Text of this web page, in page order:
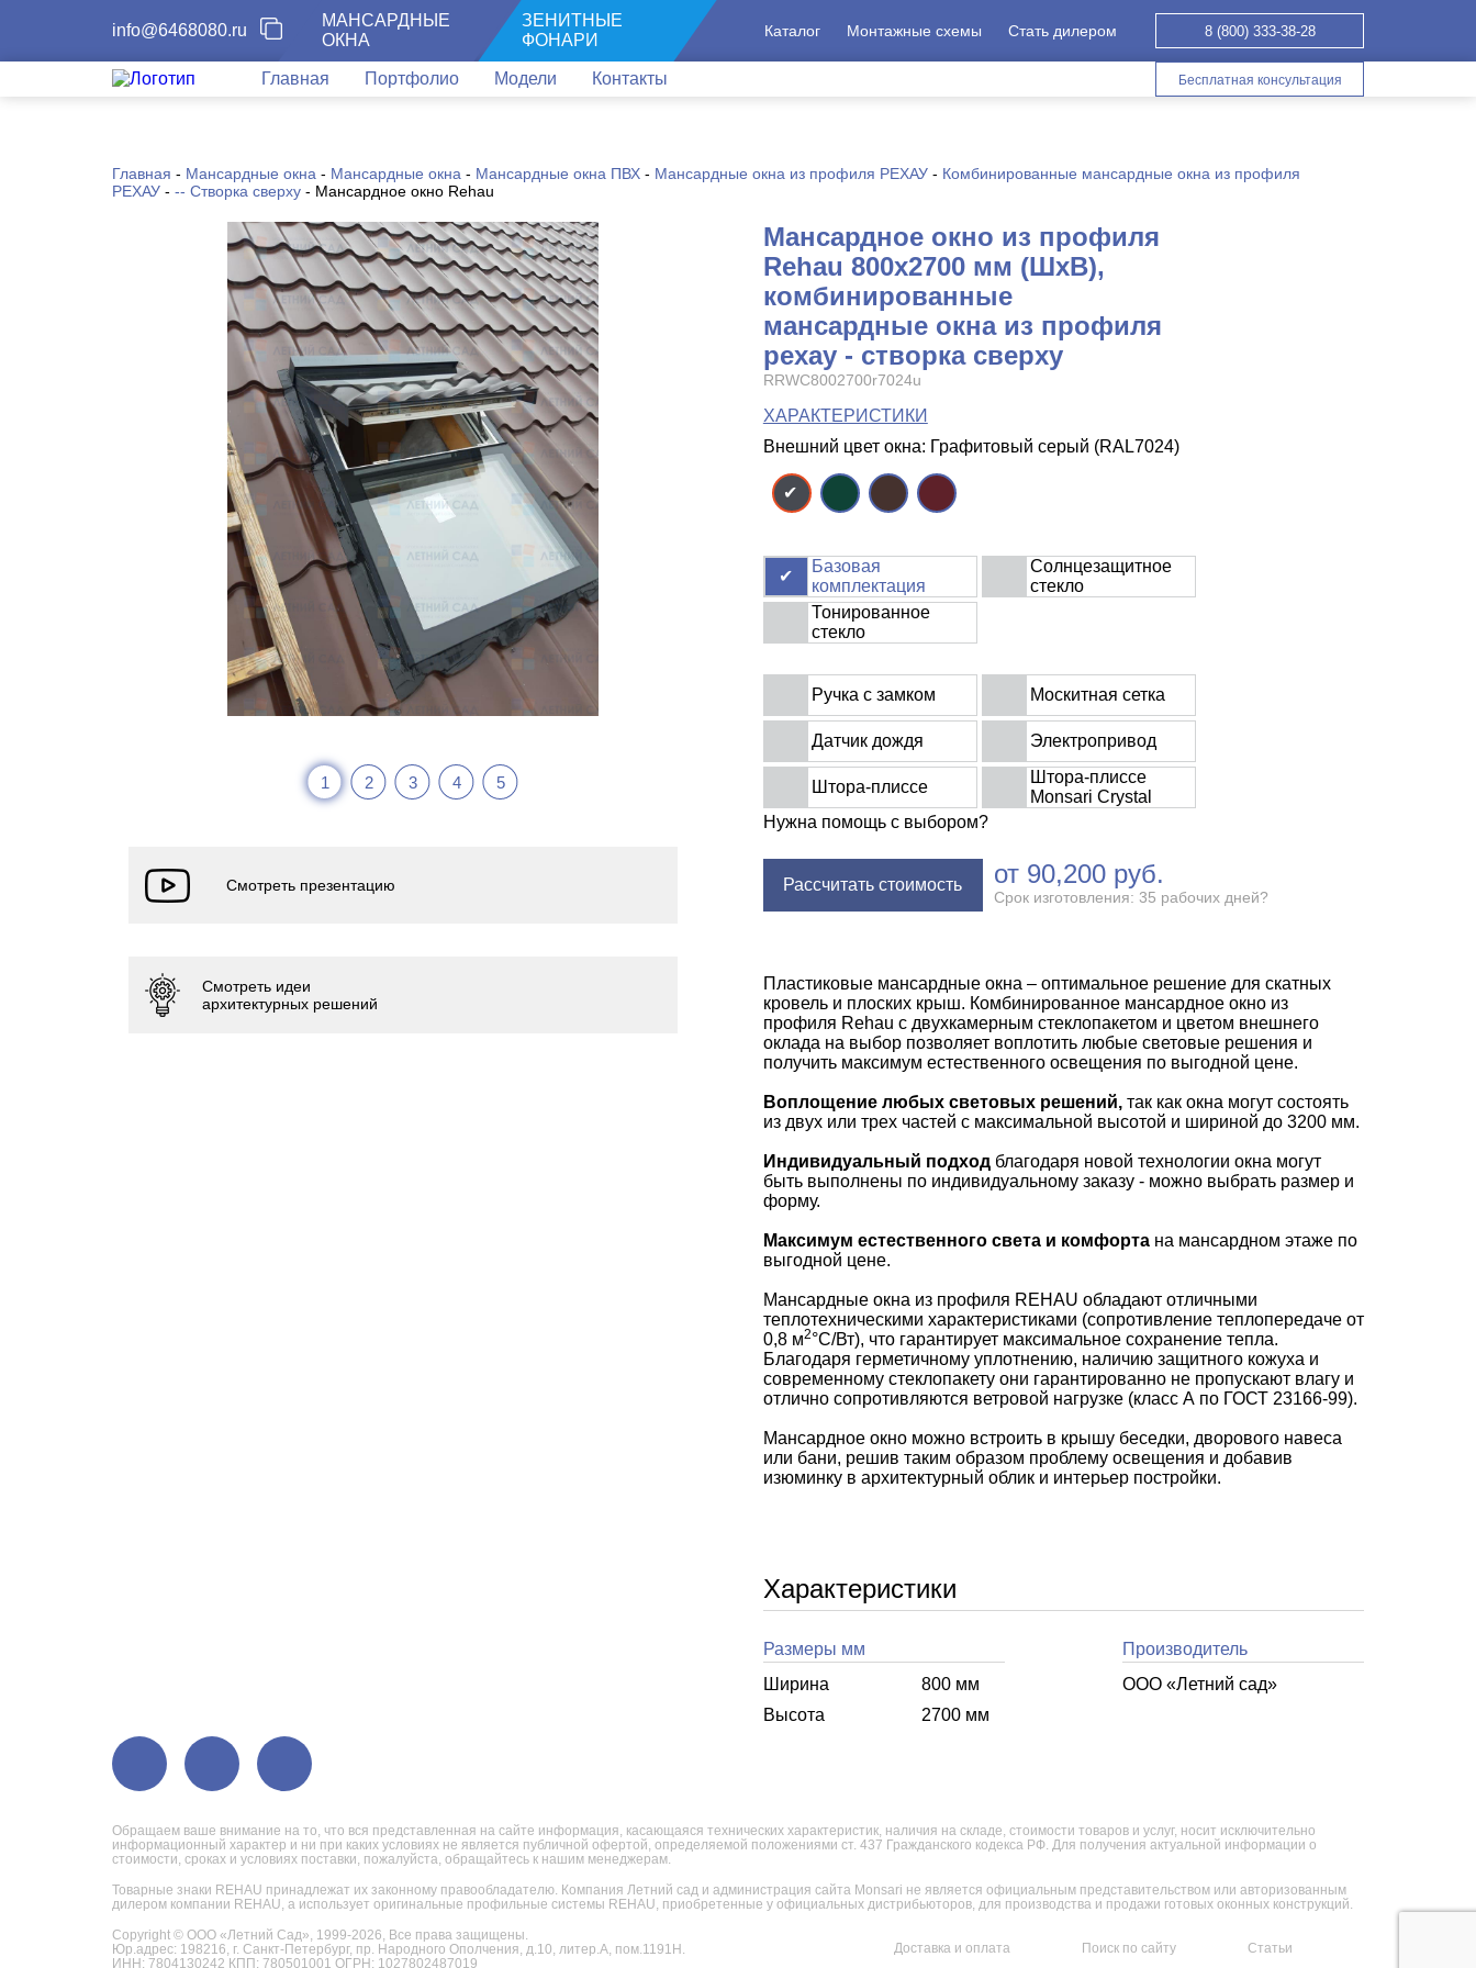
info@6468080.ru
МАНСАРДНЫЕ
ОКНА
ЗЕНИТНЫЕ
ФОНАРИ
Каталог Монтажные схемы Стать дилером 8 (800) 333-38-28
Главная Портфолио Модели Контакты Бесплатная консультация
Главная - Мансардные окна - Мансардные окна - Мансардные окна ПВХ - Мансардные окна из профиля РЕХАУ - Комбинированные мансардные окна из профиля
РЕХАУ - -- Створка сверху - Мансардное окно Rehau
1 2 3 4 5
Мансардное окно из профиля
Rehau 800x2700 мм (ШхВ),
комбинированные
мансардные окна из профиля
рехау - створка сверху
RRWC8002700r7024u
ХАРАКТЕРИСТИКИ
Внешний цвет окна: Графитовый серый (RAL7024)
Базовая
комплектация
Солнцезащитное
стекло
Тонированное
стекло
Ручка с замком Москитная сетка
Датчик дождя Электропривод
Штора-плиссе
Штора-плиссе
Monsari Crystal
Нужна помощь с выбором?
Рассчитать стоимость от 90,200 руб.
Срок изготовления: 35 рабочих дней?
Пластиковые мансардные окна – оптимальное решение для скатных
кровель и плоских крыш. Комбинированное мансардное окно из
профиля Rehau с двухкамерным стеклопакетом и цветом внешнего
оклада на выбор позволяет воплотить любые световые решения и
получить максимум естественного освещения по выгодной цене.
Воплощение любых световых решений,так как окна могут состоять
из двух или трех частей с максимальной высотой и шириной до 3200 мм.
Индивидуальный подходблагодаря новой технологии окна могут
быть выполнены по индивидуальному заказу - можно выбрать размер и
форму.
Максимум естественного света и комфортана мансардном этаже по
выгодной цене.
Мансардные окна из профиля REHAU обладают отличными
теплотехническими характеристиками (сопротивление теплопередаче от
0,8 м2°С/Вт), что гарантирует максимальное сохранение тепла.
Благодаря герметичному уплотнению, наличию защитного кожуха и
современному стеклопакету они гарантированно не пропускают влагу и
отлично сопротивляются ветровой нагрузке (класс А по ГОСТ 23166-99).
Мансардное окно можно встроить в крышу беседки, дворового навеса
или бани, решив таким образом проблему освещения и добавив
изюминку в архитектурный облик и интерьер постройки.
Характеристики
Размеры мм
Ширина
800 мм
Высота
2700 мм
Производитель
ООО «Летний cад»
Обращаем ваше внимание на то, что вся представленная на сайте информация, касающаяся технических характеристик, наличия на складе, стоимости товаров и услуг, носит исключительно
информационный характер и ни при каких условиях не является публичной офертой, определяемой положениями ст. 437 Гражданского кодекса РФ. Для получения актуальной информации о
стоимости, сроках и условиях поставки, пожалуйста, обращайтесь к нашим менеджерам.
Товарные знаки REHAU принадлежат их законному правообладателю. Компания Летний сад и администрация сайта Monsari не является официальным представительством или авторизованным
дилером компании REHAU, а использует оригинальные профильные системы REHAU, приобретенные у официальных дистрибьюторов, для производства и продажи готовых оконных конструкций.
Copyright © ООО «Летний Сад», 1999-2026, Все права защищены.
Юр.адрес: 198216, г. Санкт-Петербург, пр. Народного Ополчения, д.10, литер.А, пом.1191Н.
ИНН: 7804130242 КПП: 780501001 ОГРН: 1027802487019
Доставка и оплата Поиск по сайту Статьи